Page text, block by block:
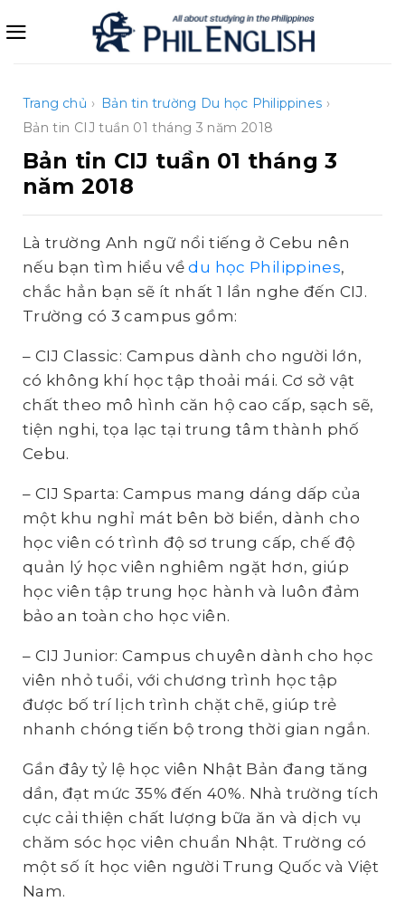
qua
Trang chủ › Bản tin trường Du học Philippines ›
Bản tin CIJ tuần 01 tháng 3 năm 2018
Bản tin CIJ tuần 01 tháng 3
năm 2018
Là trường Anh ngữ nổi tiếng ở Cebu nên
nếu bạn tìm hiểu vềdu học Philippines,
chắc hẳn bạn sẽ ít nhất 1 lần nghe đến CIJ.
Trường có 3 campus gồm:
– CIJ Classic: Campus dành cho người lớn,
có không khí học tập thoải mái. Cơ sở vật
chất theo mô hình căn hộ cao cấp, sạch sẽ,
tiện nghi, tọa lạc tại trung tâm thành phố
Cebu.
– CIJ Sparta: Campus mang dáng dấp của
một khu nghỉ mát bên bờ biển, dành cho
học viên có trình độ sơ trung cấp, chế độ
quản lý học viên nghiêm ngặt hơn, giúp
học viên tập trung học hành và luôn đảm
bảo an toàn cho học viên.
– CIJ Junior: Campus chuyên dành cho học
viên nhỏ tuổi, với chương trình học tập
được bố trí lịch trình chặt chẽ, giúp trẻ
nhanh chóng tiến bộ trong thời gian ngắn.
Gần đây tỷ lệ học viên Nhật Bản đang tăng
dần, đạt mức 35% đến 40%. Nhà trường tích
cực cải thiện chất lượng bữa ăn và dịch vụ
chăm sóc học viên chuẩn Nhật. Trường có
một số ít học viên người Trung Quốc và Việt
Nam.